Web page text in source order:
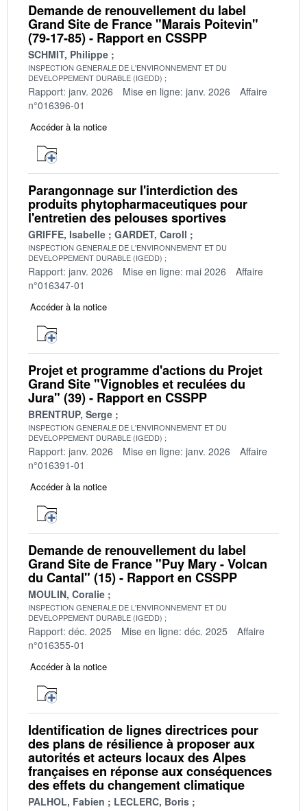
Demande de renouvellement du label
Grand Site de France "Marais Poitevin"
(79-17-85) - Rapport en CSSPP
SCHMIT, Philippe
INSPECTION GENERALE DE L'ENVIRONNEMENT ET DU
DEVELOPPEMENT DURABLE (IGEDD)
Rapport: janv. 2026 Mise en ligne: janv. 2026
Affaire
n°016396-01
Accéder à la notice
Parangonnage sur l'interdiction des
produits phytopharmaceutiques pour
l'entretien des pelouses sportives
GRIFFE, Isabelle GARDET, Caroll
INSPECTION GENERALE DE L'ENVIRONNEMENT ET DU
DEVELOPPEMENT DURABLE (IGEDD)
Rapport: janv. 2026 Mise en ligne: mai 2026
Affaire
n°016347-01
Accéder à la notice
Projet et programme d'actions du Projet
Grand Site "Vignobles et reculées du
Jura" (39) - Rapport en CSSPP
BRENTRUP, Serge
INSPECTION GENERALE DE L'ENVIRONNEMENT ET DU
DEVELOPPEMENT DURABLE (IGEDD)
Rapport: janv. 2026 Mise en ligne: janv. 2026
Affaire
n°016391-01
Accéder à la notice
Demande de renouvellement du label
Grand Site de France "Puy Mary - Volcan
du Cantal" (15) - Rapport en CSSPP
MOULIN, Coralie
INSPECTION GENERALE DE L'ENVIRONNEMENT ET DU
DEVELOPPEMENT DURABLE (IGEDD)
Rapport: déc. 2025 Mise en ligne: déc. 2025
Affaire
n°016355-01
Accéder à la notice
Identification de lignes directrices pour
des plans de résilience à proposer aux
autorités et acteurs locaux des Alpes
françaises en réponse aux conséquences
des effets du changement climatique
PALHOL, Fabien
LECLERC, Boris